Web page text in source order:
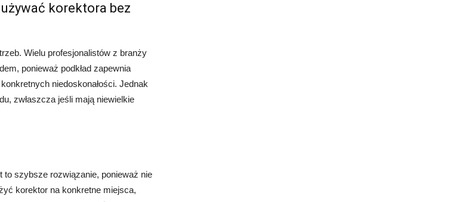
korektora bez
Wielu profesjonalistów z branży
ponieważ podkład zapewnia
niedoskonałości. Jednak
zwłaszcza jeśli mają niewielkie
to szybsze rozwiązanie, ponieważ nie
korektor na konkretne miejsca,